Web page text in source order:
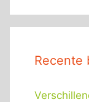
Recente